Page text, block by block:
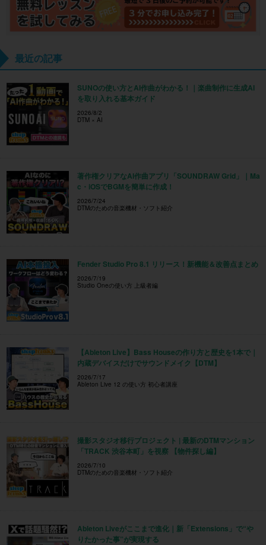
最近の記事
SUNOの使い方とAI作曲がわかる！｜楽曲制作に生成AI
を取り入れる基本ガイド
2026/8/2
DTM × AI
著作権クリアなAI作曲アプリ「SOUNDRAW Grid」｜Ma
c・iOSでBGMを簡単に作成！
2026/7/24
DTMのための音楽機材・ソフト紹介
Fender Studio Pro 8.1 リリース！新機能＆改善点まとめ
2026/7/19
Studio Oneの使い方 上級者編
【Ableton Live】Bass Houseの作り方と歴史を1本で｜
内蔵デバイスだけでサウンドメイク【DTM】
2026/7/17
Ableton Live 12 の使い方 初心者講座
撮影スタジオ移行プロジェクト | 最新のDTMマンション
「TRACK 渋谷本町」を視察 【物件探し編】
2026/7/10
DTMのための音楽機材・ソフト紹介
Ableton Liveがここまで進化｜新「Extensions」で“や
りたかった事”が実現する